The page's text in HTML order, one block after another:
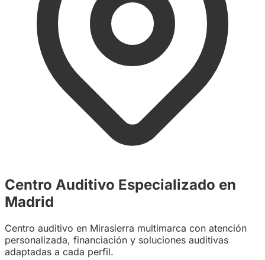
Centro Auditivo Especializado en
Madrid
Centro auditivo en Mirasierra multimarca con atención
personalizada, financiación y soluciones auditivas
adaptadas a cada perfil.